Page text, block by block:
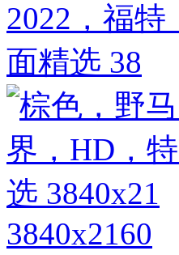
2022，福
面精选 38
3840x2160